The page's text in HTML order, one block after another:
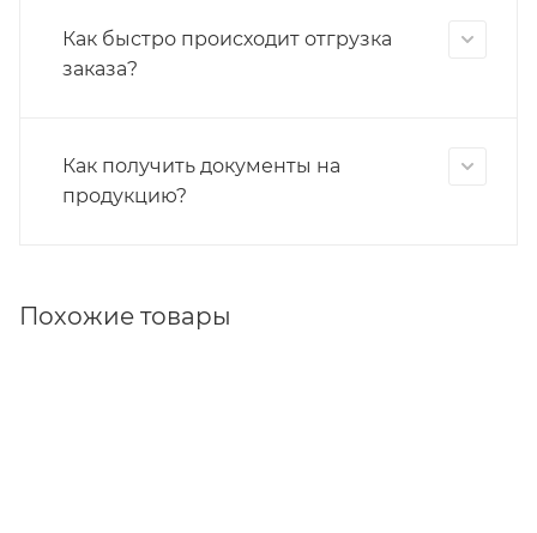
Как быстро происходит отгрузка
заказа?
Как получить документы на
продукцию?
Похожие товары